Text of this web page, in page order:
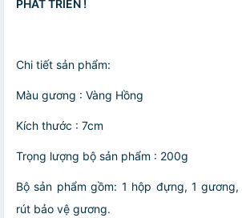
PHÁT TRIỀN !
Chi tiết sản phẩm:
Màu gương : Vàng Hồng
Kích thước : 7cm
Trọng lượng bộ sản phẩm : 200g
Bộ sản phẩm gồm: 1 hộp đựng, 1
rút bảo vệ gương.